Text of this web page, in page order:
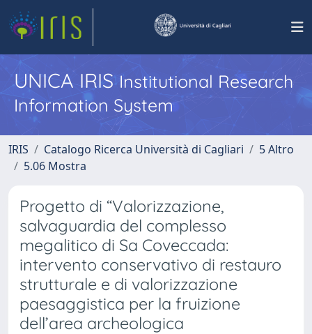
UNICA IRISInstitutional Research
Information System
IRIS Catalogo Ricerca Università di Cagliari
5 Altro
5.06 Mostra
Progetto di “Valorizzazione,
salvaguardia del complesso
megalitico di Sa Coveccada:
intervento conservativo di restauro
strutturale e di valorizzazione
paesaggistica per la fruizione
dell’area archeologica